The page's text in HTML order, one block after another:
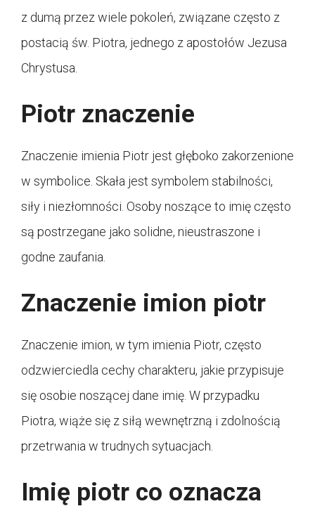
z dumą przez wiele pokoleń, związane często z
postacią św. Piotra, jednego z apostołów Jezusa
Chrystusa.
Piotr znaczenie
Znaczenie imienia Piotr jest głęboko zakorzenione
w symbolice. Skała jest symbolem stabilności,
siły i niezłomności. Osoby noszące to imię często
są postrzegane jako solidne, nieustraszone i
godne zaufania.
Znaczenie imion piotr
Znaczenie imion, w tym imienia Piotr, często
odzwierciedla cechy charakteru, jakie przypisuje
się osobie noszącej dane imię. W przypadku
Piotra, wiąże się z siłą wewnętrzną i zdolnością
przetrwania w trudnych sytuacjach.
Imię piotr co oznacza